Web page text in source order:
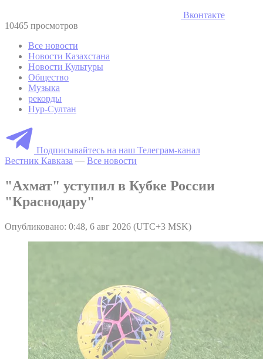
Вконтакте
10465 просмотров
Все новости
Новости Казахстана
Новости Культуры
Общество
Музыка
рекорды
Нур-Султан
Подписывайтесь на наш Телеграм-канал
Вестник Кавказа — Все новости
"Ахмат" уступил в Кубке России
"Краснодару"
Опубликовано: 0:48, 6 авг 2026 (UTC+3 MSK)